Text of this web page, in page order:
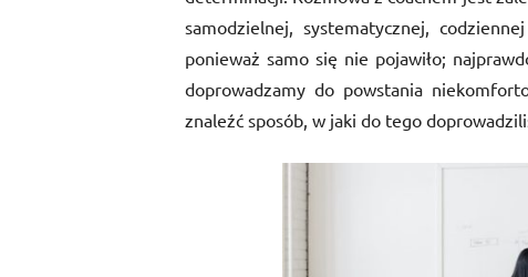
samodzielnej, systematycznej,
ponieważ samo się nie pojawiło;
doprowadzamy do powstania
znaleźć sposób, w jaki do tego